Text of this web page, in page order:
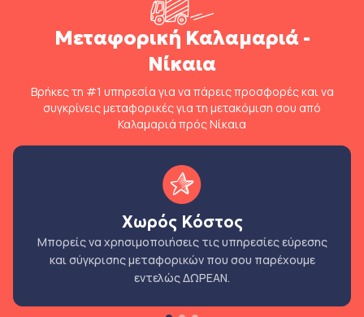
Μεταφορική Καλαμαριά -
Νίκαια
Βρήκες τη #1 υπηρεσία για να πάρεις προσφορές και να
συγκρίνεις μεταφορικές για τη μετακόμιση σου από
Καλαμαριά πρός Νίκαια
Χωρός Κόστος
Μπορείς να χρησιμοποιήσεις τις υπηρεσίες εύρεσης
και σύγκρισης μεταφορικών που σου παρέχουμε
εντελώς ΔΩΡΕΑΝ.